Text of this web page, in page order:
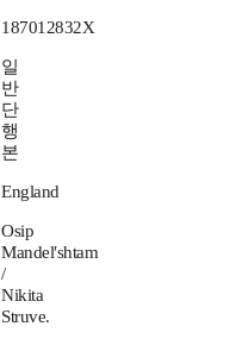
187012832X
일
반
단
행
본
England
Osip
Mandelʹshtam
/
Nikita
Struve.